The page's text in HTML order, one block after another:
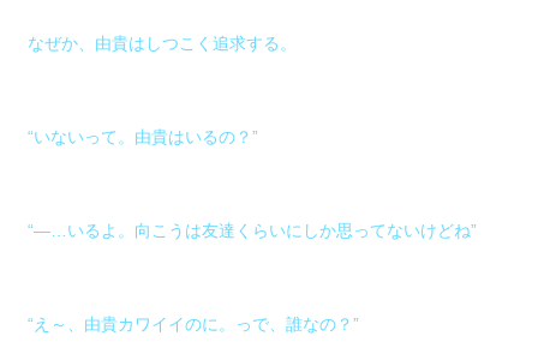
なぜか、由貴はしつこく追求する。
“いないって。由貴はいるの？”
“―…いるよ。向こうは友達くらいにしか思ってないけどね”
“え～、由貴カワイイのに。っで、誰なの？”